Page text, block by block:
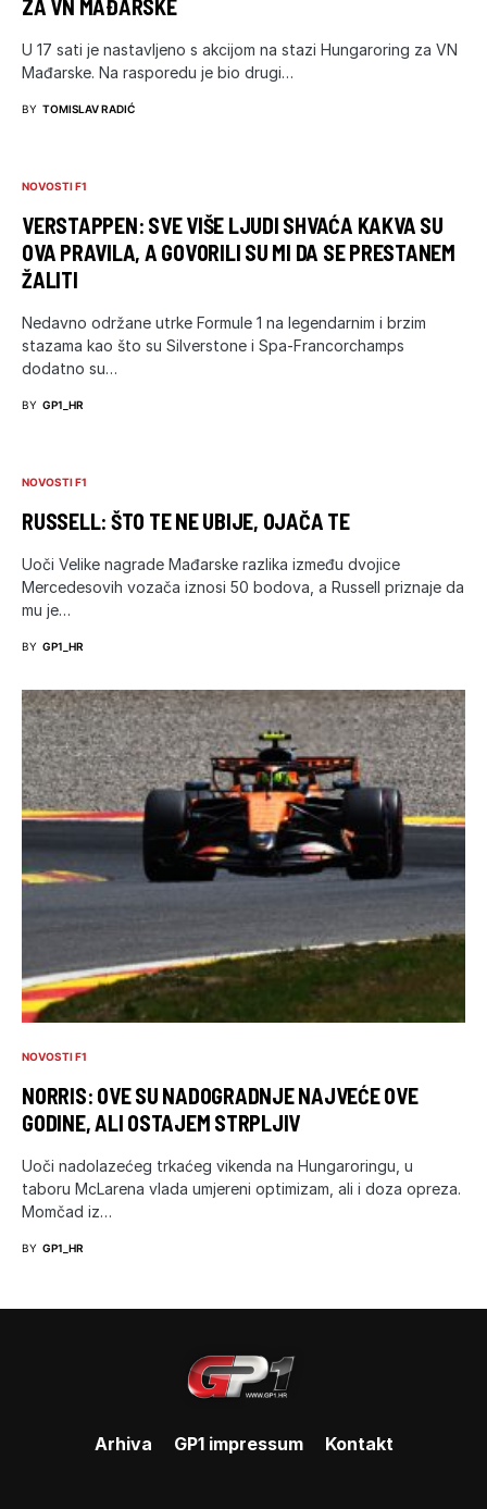
ZA VN MAĐARSKE
U 17 sati je nastavljeno s akcijom na stazi Hungaroring za VN
Mađarske. Na rasporedu je bio drugi…
BY TOMISLAV RADIĆ
NOVOSTI F1
VERSTAPPEN: SVE VIŠE LJUDI SHVAĆA KAKVA SU
OVA PRAVILA, A GOVORILI SU MI DA SE PRESTANEM
ŽALITI
Nedavno održane utrke Formule 1 na legendarnim i brzim
stazama kao što su Silverstone i Spa-Francorchamps
dodatno su…
BY GP1_HR
NOVOSTI F1
RUSSELL: ŠTO TE NE UBIJE, OJAČA TE
Uoči Velike nagrade Mađarske razlika između dvojice
Mercedesovih vozača iznosi 50 bodova, a Russell priznaje da
mu je…
BY GP1_HR
NOVOSTI F1
NORRIS: OVE SU NADOGRADNJE NAJVEĆE OVE
GODINE, ALI OSTAJEM STRPLJIV
Uoči nadolazećeg trkaćeg vikenda na Hungaroringu, u
taboru McLarena vlada umjereni optimizam, ali i doza opreza.
Momčad iz…
BY GP1_HR
Arhiva GP1 impressum Kontakt